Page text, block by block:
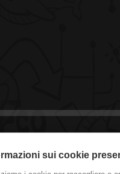
sui cookie